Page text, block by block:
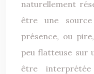
naturellement
être une source
présence, ou
peu flatteuse sur
être